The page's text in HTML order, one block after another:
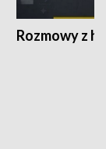
Rozmowy z